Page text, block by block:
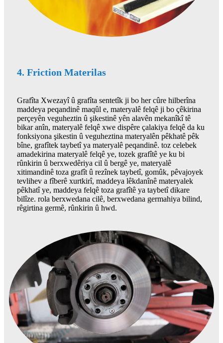
4. Friction Materilas
Grafîta Xwezayî û grafîta sentetîk ji bo her cûre hilberîna
maddeya peqandinê maqûl e, materyalê felqê ji bo çêkirina
perçeyên veguheztin û şikestinê yên alavên mekanîkî tê
bikar anîn, materyalê felqê xwe dispêre çalakiya felqê da ku
fonksiyona şikestin û veguheztina materyalên pêkhatê pêk
bîne, grafîtek taybetî ya materyalê peqandinê. toz celebek
amadekirina materyalê felqê ye, tozek grafîtê ye ku bi
rûnkirin û berxwedêriya cil û bergê ye, materyalê
xitimandinê toza grafît û rezînek taybetî, gomûk, pêvajoyek
tevlihev a fîberê xurtkirî, maddeya lêkdanînê materyalek
pêkhatî ye, maddeya felqê toza grafîtê ya taybetî dikare
bilîze. rola berxwedana cilê, berxwedana germahiya bilind,
rêgirtina germê, rûnkirin û hwd.